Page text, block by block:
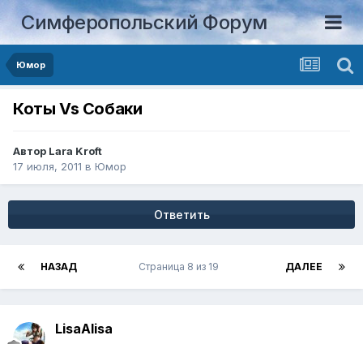
Симферопольский Форум
Юмор
Коты Vs Собаки
Автор Lara Kroft
17 июля, 2011 в Юмор
Ответить
НАЗАД ДАЛЕЕ
Страница 8 из 19
LisaAlisa